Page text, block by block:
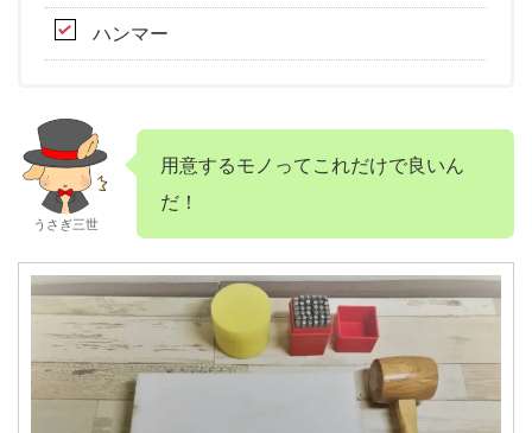
ハンマー
うさぎ三世
用意するモノってこれだけで良いん
だ！